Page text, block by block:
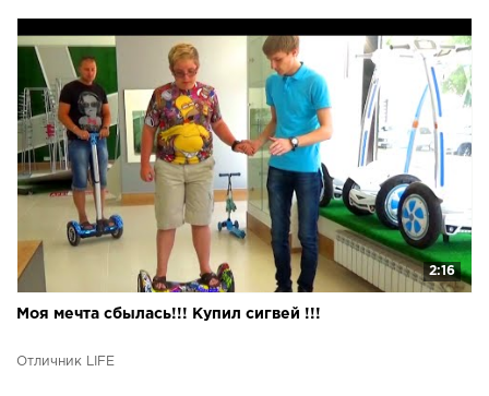
2:16
Моя мечта сбылась!!! Купил сигвей !!!
Отличник LIFE